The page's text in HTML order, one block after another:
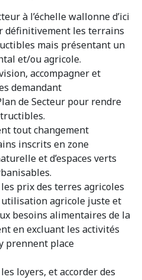
à l’échelle wallonne d’ici
définitivement les terrains
mais présentant un
et/ou agricole.
accompagner et
demandant
de Secteur pour rendre
tout changement
inscrits en zone
et d’espaces verts
prix des terres agricoles
agricole juste et
besoins alimentaires de la
en excluant les activités
prennent place
loyers, et accorder des